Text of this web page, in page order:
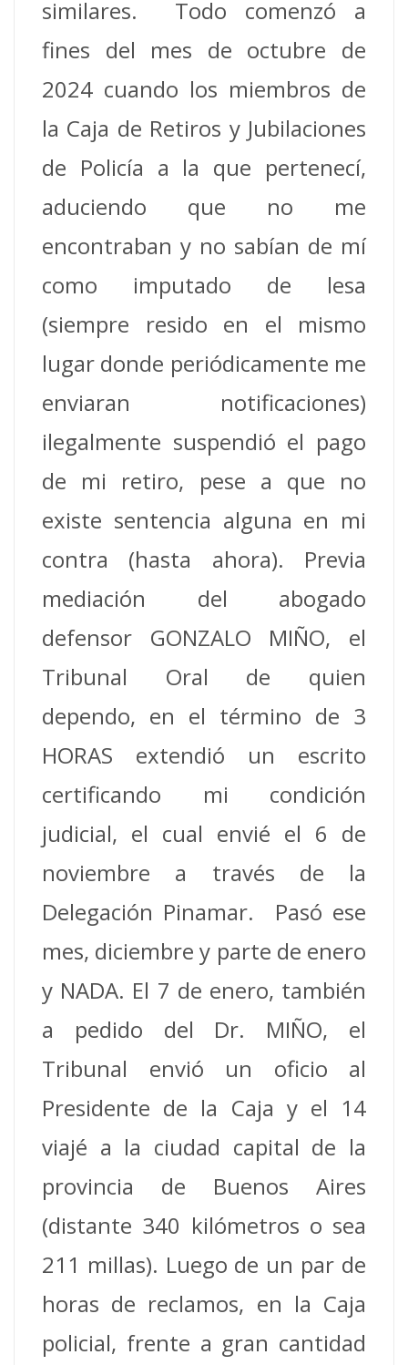
similares. Todo comenzó a
fines del mes de octubre de
2024 cuando los miembros de
la Caja de Retiros y Jubilaciones
de Policía a la que pertenecí,
aduciendo que no me
encontraban y no sabían de mí
como imputado de lesa
(siempre resido en el mismo
lugar donde periódicamente me
enviaran notificaciones)
ilegalmente suspendió el pago
de mi retiro, pese a que no
existe sentencia alguna en mi
contra (hasta ahora). Previa
mediación del abogado
defensor GONZALO MIÑO, el
Tribunal Oral de quien
dependo, en el término de 3
HORAS extendió un escrito
certificando mi condición
judicial, el cual envié el 6 de
noviembre a través de la
Delegación Pinamar. Pasó ese
mes, diciembre y parte de enero
y NADA. El 7 de enero, también
a pedido del Dr. MIÑO, el
Tribunal envió un oficio al
Presidente de la Caja y el 14
viajé a la ciudad capital de la
provincia de Buenos Aires
(distante 340 kilómetros o sea
211 millas). Luego de un par de
horas de reclamos, en la Caja
policial, frente a gran cantidad